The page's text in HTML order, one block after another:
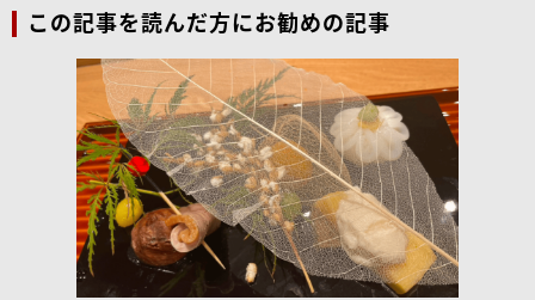
この記事を読んだ方にお勧めの記事